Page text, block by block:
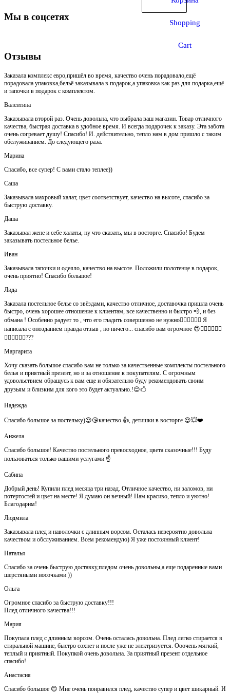
Shopping
Cart
Мы в соцсетях
Отзывы
Заказала комплекс евро,пришёл во время, качество очень порадовало,ещё
порадовала упаковка,бельё заказывала в подарок,а упаковка как раз для подарка,ещё
и тапочки в подарок с комплектом.
Валентина
Заказывала второй раз. Очень довольна, что выбрала ваш магазин. Товар отличного
качества, быстрая доставка в удобное время. И всегда подарочек к заказу. Эта забота
очень согревает душу! Спасибо! И. действительно, тепло нам в дом пришло с таким
обслуживанием. До следующего раза.
Марина
Спасибо, все супер! С вами стало теплее))
Саша
Заказывала махровый халат, цвет соответствует, качество на высоте, спасибо за
быструю доставку.
Даша
Заказывал жене и себе халаты, ну что сказать, мы в восторге. Спасибо! Будем
заказывать постельное белье.
Иван
Заказывала тапочки и одеяло, качество на высоте. Положили полотенце в подарок,
очень приятно! Спасибо большое!
Лида
Заказала постельное белье со звёздами, качество отличное, доставочка пришла очень
быстро, очень хорошее отношение к клиентам, все качественно и быстро 💨, и без
обмана ! Особенно радует то , что его гладить совершенно не нужно👍🏻👍🏻🙈😄 Я
написала с опозданием правда отзыв , но ничего... спасибо вам огромное 😍👍🏻👍🏻👏🏻
👌🏻👌🏻👌🏻???
Маргарита
Хочу сказать большое спасибо вам не только за качественные комплекты постельного
белья и приятный презент, но и за отношение к покупателям. С огромным
удовольствием обращусь к вам еще и обязательно буду рекомендовать своим
друзьям и близким для кого это будет актуально.!😊🖒
Надежда
Спасибо большое за постельку)😍😘качество 👍, детишки в восторге 😍💥❤️
Анжела
Спасибо большое! Качество постельного превосходное, цвета сказочные!!! Буду
пользоваться только вашими услугами ☝️
Сабина
Добрый день! Купили плед месяца три назад. Отличное качество, ни заломов, ни
потертостей и цвет на месте! Я думаю он вечный! Нам красиво, тепло и уютно!
Благодарим!
Людмила
Заказывала плед и наволочки с длинным ворсом. Осталась невероятно довольна
качеством и обслуживанием. Всем рекомендую) Я уже постоянный клиент!
Наталья
Спасибо за очень быструю доставку,пледом очень довольны,а еще подаренные вами
шерстяными носочками ))
Ольга
Огромное спасибо за быструю доставку!!!
Плед отличного качества!!!
Мария
Покупала плед с длинным ворсом. Очень осталась довольна. Плед легко стирается в
стиральной машине, быстро сохнет и после уже не электризуется. Ооочень мягкий,
теплый и приятный. Покупкой очень довольна. За приятный презент отдельное
спасибо!
Анастасия
Спасибо большое 😊 Мне очень понравился плед, качество супер и цвет шикарный. И